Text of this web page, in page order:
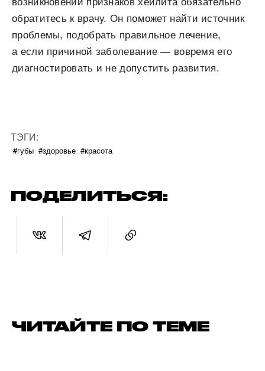
возникновении признаков хейлита обязательно
обратитесь к врачу. Он поможет найти источник
проблемы, подобрать правильное лечение,
а если причиной заболевание — вовремя его
диагностировать и не допустить развития.
ТЭГИ:
#губы #здоровье #красота
ПОДЕЛИТЬСЯ:
ЧИТАЙТЕ ПО ТЕМЕ